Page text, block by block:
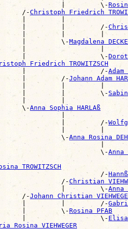
|         \-
/-
Christoph Friedrich
|         |
|         |         /-
|         |         |
|         \-
Magdalena
|                   |
|                   \-
Friedrich TROWITZSCH
|                   /-
Adam
|         /-
Johann Adam
|         |         \-
|         |
\-
Anna Sophia HARLAß
|
|         /-
|         |
\-
Anna Rosina
|
\-
Anna
TROWITZSCH
/-
/-
Christian
|         \-
Anna
/-
Johann Christian
|         |         /-
|         \-
Rosina PFAB
|                   \-
Rosina VIEHWEGER